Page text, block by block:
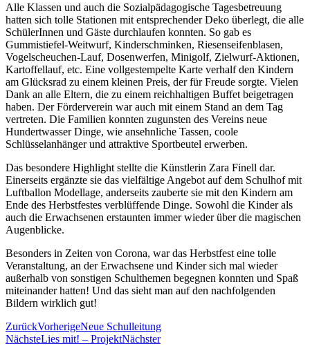
Alle Klassen und auch die Sozialpädagogische Tagesbetreuung
hatten sich tolle Stationen mit entsprechender Deko überlegt, die alle
SchülerInnen und Gäste durchlaufen konnten. So gab es
Gummistiefel-Weitwurf, Kinderschminken, Riesenseifenblasen,
Vogelscheuchen-Lauf, Dosenwerfen, Minigolf, Zielwurf-Aktionen,
Kartoffellauf, etc. Eine vollgestempelte Karte verhalf den Kindern
am Glücksrad zu einem kleinen Preis, der für Freude sorgte. Vielen
Dank an alle Eltern, die zu einem reichhaltigen Buffet beigetragen
haben. Der Förderverein war auch mit einem Stand an dem Tag
vertreten. Die Familien konnten zugunsten des Vereins neue
Hundertwasser Dinge, wie ansehnliche Tassen, coole
Schlüsselanhänger und attraktive Sportbeutel erwerben.
Das besondere Highlight stellte die Künstlerin Zara Finell dar.
Einerseits ergänzte sie das vielfältige Angebot auf dem Schulhof mit
Luftballon Modellage, anderseits zauberte sie mit den Kindern am
Ende des Herbstfestes verblüffende Dinge. Sowohl die Kinder als
auch die Erwachsenen erstaunten immer wieder über die magischen
Augenblicke.
Besonders in Zeiten von Corona, war das Herbstfest eine tolle
Veranstaltung, an der Erwachsene und Kinder sich mal wieder
außerhalb von sonstigen Schulthemen begegnen konnten und Spaß
miteinander hatten! Und das sieht man auf den nachfolgenden
Bildern wirklich gut!
ZurückVorherigeNeue Schulleitung
NächsteLies mit! – ProjektNächster